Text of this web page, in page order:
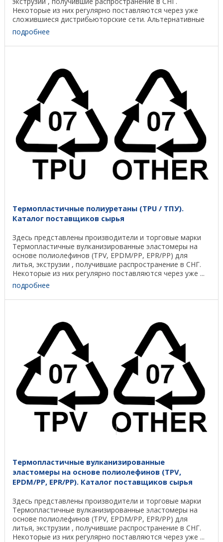
Некоторые из них регулярно поставляются через уже
сложившиеся дистрибьюторские сети. Альтернативные
...
подробнее
Термопластичные полиуретаны (TPU / ТПУ).
Каталог поставщиков сырья
Здесь представлены производители и торговые марки
Термопластичные вулканизированные эластомеры на
основе полиолефинов (TPV, EPDM/PP, EPR/PP) для
литья, экструзии , получившие распространение в СНГ.
Некоторые из них регулярно поставляются через уже ...
подробнее
Термопластичные вулканизированные
эластомеры на основе полиолефинов (TPV,
EPDM/PP, EPR/PP). Каталог поставщиков сырья
Здесь представлены производители и торговые марки
Термопластичные вулканизированные эластомеры на
основе полиолефинов (TPV, EPDM/PP, EPR/PP) для
литья, экструзии , получившие распространение в СНГ.
Некоторые из них регулярно поставляются через уже ...